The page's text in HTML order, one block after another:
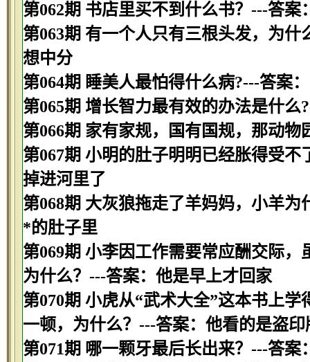
第062期 书店里买不到什么书？---答案
第063期 有一个人只有三根头发，为
想中分
第064期 睡美人最怕得什么病?---答案
第065期 增长智力最有效的办法是什么
第066期 家有家规，国有国规，那动物
第067期 小明的肚子明明已经胀得受
掉进河里了
第068期 大灰狼拖走了羊妈妈，小羊
*的肚子里
第069期 小李因工作需要常应酬交际
为什么？---答案：他是早上才回家
第070期 小虎从“武术大全”这本书上
一顿，为什么？---答案：他看的是盗印
第071期 哪一颗牙最后长出来？---答案